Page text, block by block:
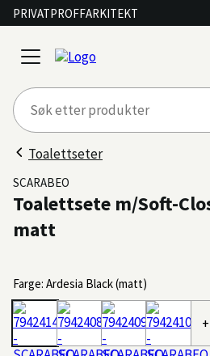
PRIVATPROFFARKITEKT
open
menu
Toalettseter
SCARABEO
Toalettsete m/Soft-
matt
Farge: Ardesia Black (matt)